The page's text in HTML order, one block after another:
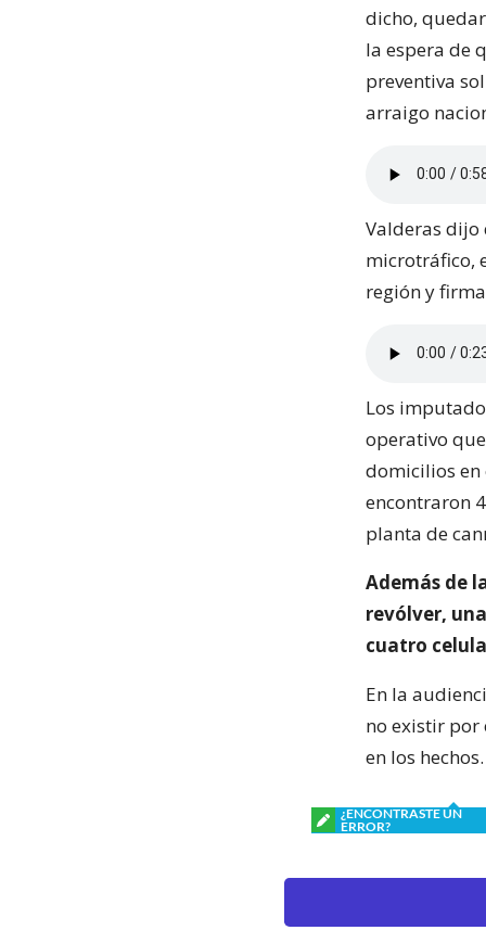
dicho,
la espera de
preventiva
arraigo
Valderas dijo
microtráfico,
región y
Los
operativo
domicilios en
encontraron
planta de
Además de
revólver,
cuatro
En la
no existir por
en los hechos.
¿ENCONTRASTE UN
ERROR?